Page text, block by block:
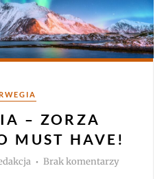
– ZORZA
MUST HAVE!
Brak komentarzydo